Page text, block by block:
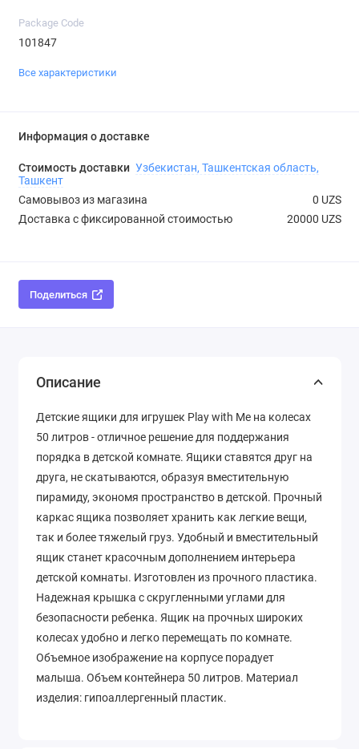
Package Code
101847
Все характеристики
Информация о доставке
Стоимость доставки Узбекистан, Ташкентская область,
Ташкент
Самовывоз из магазина
0 UZS
Доставка с фиксированной стоимостью
20000 UZS
Поделиться
Описание
Детские ящики для игрушек Play with Me на колесах
50 литров - отличное решение для поддержания
порядка в детской комнате. Ящики ставятся друг на
друга, не скатываются, образуя вместительную
пирамиду, экономя пространство в детской. Прочный
каркас ящика позволяет хранить как легкие вещи,
так и более тяжелый груз. Удобный и вместительный
ящик станет красочным дополнением интерьера
детской комнаты. Изготовлен из прочного пластика.
Надежная крышка с скругленными углами для
безопасности ребенка. Ящик на прочных широких
колесах удобно и легко перемещать по комнате.
Объемное изображение на корпусе порадует
малыша. Объем контейнера 50 литров. Материал
изделия: гипоаллергенный пластик.